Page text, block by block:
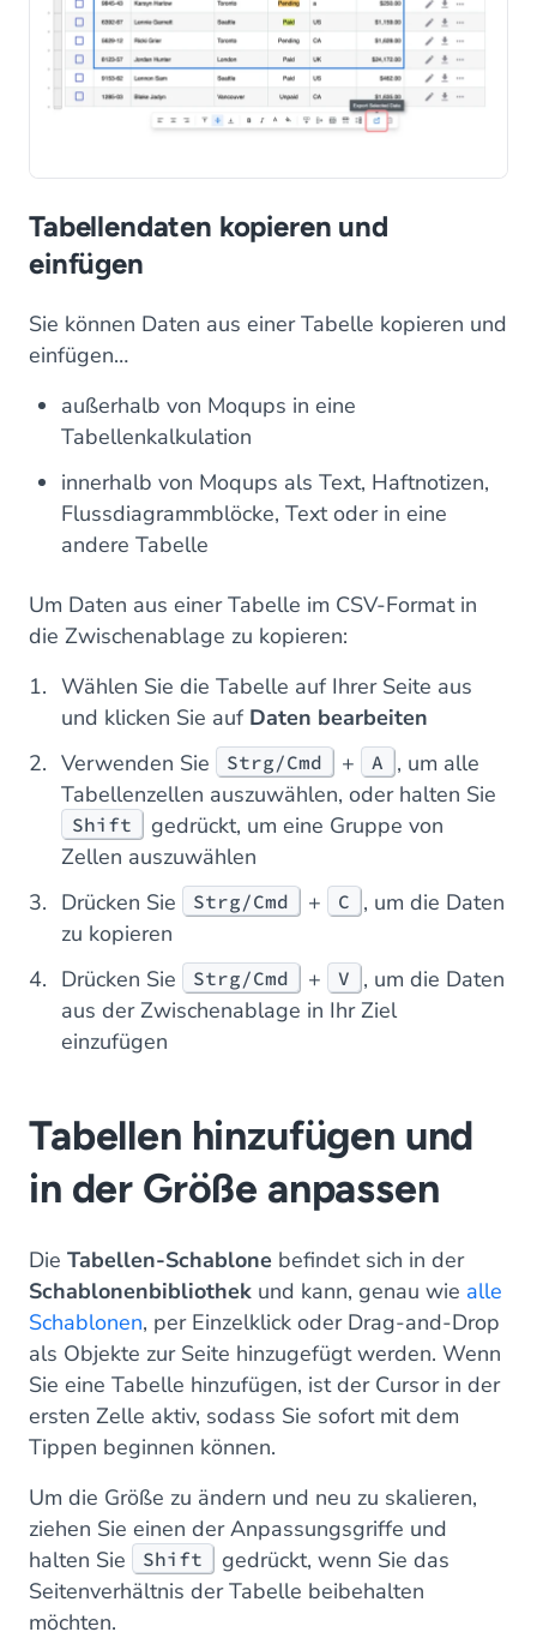
Tabellendaten kopieren und
einfügen
Sie können Daten aus einer Tabelle kopieren und
einfügen…
außerhalb von Moqups in eine
Tabellenkalkulation
innerhalb von Moqups als Text, Haftnotizen,
Flussdiagrammblöcke, Text oder in eine
andere Tabelle
Um Daten aus einer Tabelle im CSV-Format in
die Zwischenablage zu kopieren:
Wählen Sie die Tabelle auf Ihrer Seite aus
und klicken Sie auf Daten bearbeiten
Verwenden Sie
Strg/Cmd + A
, um alle
Tabellenzellen auszuwählen, oder halten Sie
Shift
gedrückt, um eine Gruppe von
Zellen auszuwählen
Drücken Sie
Strg/Cmd + C
, um die Daten
zu kopieren
Drücken Sie
Strg/Cmd + V
, um die Daten
aus der Zwischenablage in Ihr Ziel
einzufügen
Tabellen hinzufügen und
in der Größe anpassen
Die Tabellen-Schablone befindet sich in der
Schablonenbibliothek und kann, genau wie alle
Schablonen, per Einzelklick oder Drag-and-Drop
als Objekte zur Seite hinzugefügt werden. Wenn
Sie eine Tabelle hinzufügen, ist der Cursor in der
ersten Zelle aktiv, sodass Sie sofort mit dem
Tippen beginnen können.
Um die Größe zu ändern und neu zu skalieren,
ziehen Sie einen der Anpassungsgriffe und
halten Sie
Shift
gedrückt, wenn Sie das
Seitenverhältnis der Tabelle beibehalten
möchten.